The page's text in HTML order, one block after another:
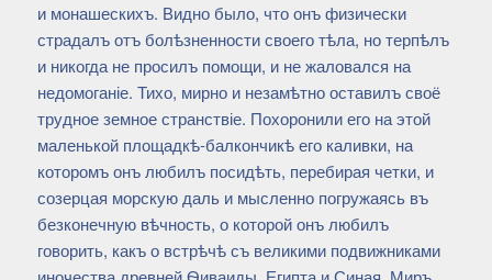
и монашескихъ. Видно было, что онъ физически
страдалъ отъ болѣзненности своего тѣла, но терпѣлъ
и никогда не просилъ помощи, и не жаловался на
недомоганіе. Тихо, мирно и незамѣтно оставилъ своё
трудное земное странствіе. Похоронили его на этой
маленькой площадкѣ-балкончикѣ его каливки, на
которомъ онъ любилъ посидѣть, перебирая четки, и
созерцая морскую даль и мысленно погружаясь въ
безконечную вѣчность, о которой онъ любилъ
говорить, какъ о встрѣчѣ съ великими подвижниками